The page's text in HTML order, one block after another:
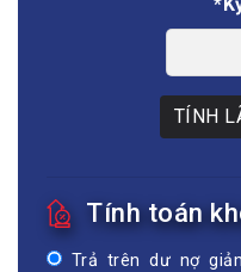
TÍNH
Tính toán
Trả trên dư nợ